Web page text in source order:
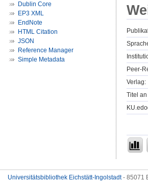
Dublin Core
EP3 XML
EndNote
HTML Citation
JSON
Reference Manager
Simple Metadata
Peer-
Verlag:
Titel
Universitätsbibliothek Eichstätt-Ingolstadt- 85071